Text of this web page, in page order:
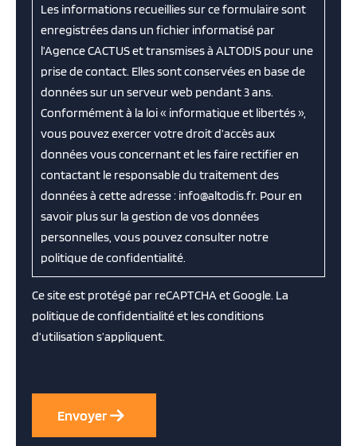
Les informations recueillies sur ce formulaire sont
enregistrées dans un fichier informatisé par
l’Agence CACTUS et transmises à ALTODIS pour une
prise de contact. Elles sont conservées en base de
données sur un serveur web pendant 3 ans.
Conformément à la loi « informatique et libertés »,
vous pouvez exercer votre droit d’accès aux
données vous concernant et les faire rectifier en
contactant le responsable du traitement des
données à cette adresse : info@altodis.fr. Pour en
savoir plus sur la gestion de vos données
personnelles, vous pouvez consulter notre
politique de confidentialité.
Ce site est protégé par reCAPTCHA et Google. La
politique de confidentialitéet lesconditions
d’utilisation s’appliquent.